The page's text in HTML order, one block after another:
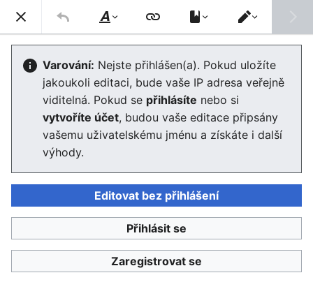
Enviwiki
Nápověda:Regionální případové
studie –obsahová struktura
Editor se nyní načte. Pokud tuto zprávu stále vidíte po
několika sekundách, prosím obnovte stránku .
Enviwiki
Ochrana osobních údajů Klasické
Styl
textu
Přepnout
editor
Varování: Nejste přihlášen(a). Pokud uložíte
jakoukoli editaci, bude vaše IP adresa veřejně
viditelná. Pokud se přihlásíte nebo si
vytvoříte účet, budou vaše editace připsány
vašemu uživatelskému jménu a získáte i další
výhody.
Editovat bez přihlášení
Přihlásit se
Zaregistrovat se